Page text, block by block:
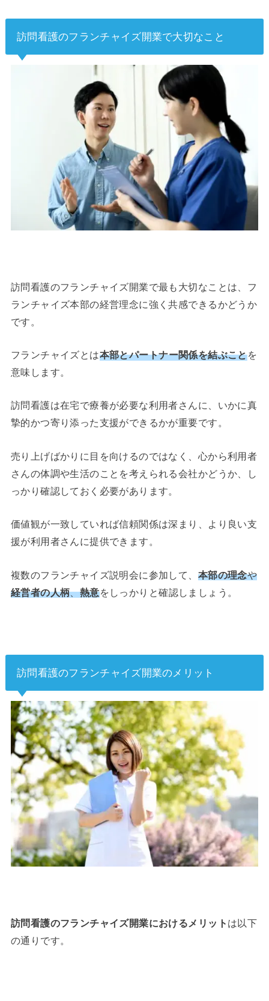
訪問看護のフランチャイズ開業で大切なこと
訪問看護のフランチャイズ開業で最も大切なことは、フ
ランチャイズ本部の経営理念に強く共感できるかどうか
です。
フランチャイズとは本部とパートナー関係を結ぶことを
意味します。
訪問看護は在宅で療養が必要な利用者さんに、いかに真
摯的かつ寄り添った支援ができるかが重要です。
売り上げばかりに目を向けるのではなく、心から利用者
さんの体調や生活のことを考えられる会社かどうか、し
っかり確認しておく必要があります。
価値観が一致していれば信頼関係は深まり、より良い支
援が利用者さんに提供できます。
複数のフランチャイズ説明会に参加して、 本部の理念や
経営者の人柄、熱意をしっかりと確認しましょう。
訪問看護のフランチャイズ開業のメリット
訪問看護のフランチャイズ開業におけるメリット は以下
の通りです。